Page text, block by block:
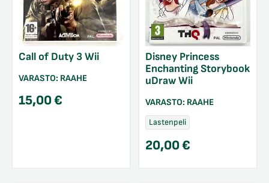
Call of Duty 3 Wii
VARASTO: RAAHE
15,00€
Disney Princess
Enchanting Storybook
uDraw Wii
VARASTO: RAAHE
Lastenpeli
20,00€